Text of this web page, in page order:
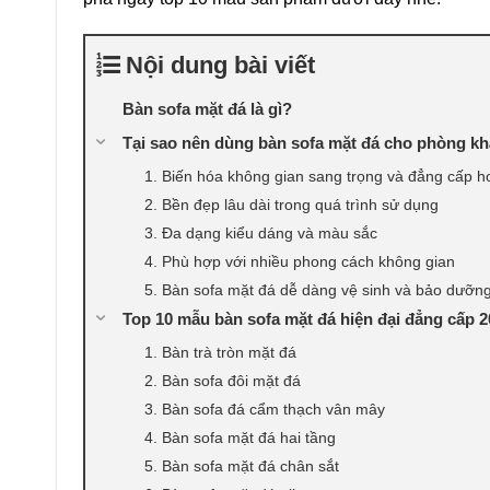
Nội dung bài viết
Bàn sofa mặt đá là gì?
Tại sao nên dùng bàn sofa mặt đá cho phòng
1. Biến hóa không gian sang trọng và đẳng cấp
2. Bền đẹp lâu dài trong quá trình sử dụng
3. Đa dạng kiểu dáng và màu sắc
4. Phù hợp với nhiều phong cách không gian
5. Bàn sofa mặt đá dễ dàng vệ sinh và bảo dưỡng
Top 10 mẫu bàn sofa mặt đá hiện đại đẳng cấp
1. Bàn trà tròn mặt đá
2. Bàn sofa đôi mặt đá
3. Bàn sofa đá cẩm thạch vân mây
4. Bàn sofa mặt đá hai tầng
5. Bàn sofa mặt đá chân sắt